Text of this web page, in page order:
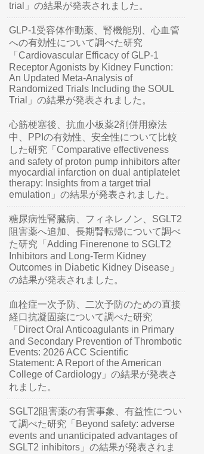
trial」の結果が発表されました。
GLP-1受容体作動薬、腎機能別、心血管
への有効性について調べた研究
「Cardiovascular Efficacy of GLP-1
Receptor Agonists by Kidney Function:
An Updated Meta-Analysis of
Randomized Trials Including the SOUL
Trial」の結果が発表されました。
心筋梗塞後、抗血小板薬2剤併用療法
中、PPIの有効性、安全性について比較
した研究「Comparative effectiveness
and safety of proton pump inhibitors after
myocardial infarction on dual antiplatelet
therapy: Insights from a target trial
emulation」の結果が発表されました。
糖尿病性腎臓病、フィネレノン、SGLT2
阻害薬へ追加、長期腎転帰について調べ
た研究「Adding Finerenone to SGLT2
Inhibitors and Long-Term Kidney
Outcomes in Diabetic Kidney Disease」
の結果が発表されました。
血栓症一次予防、二次予防のための直接
経口抗凝固薬について調べた研究
「Direct Oral Anticoagulants in Primary
and Secondary Prevention of Thrombotic
Events: 2026 ACC Scientific
Statement: A Report of the American
College of Cardiology」の結果が発表さ
れました。
SGLT2阻害薬の有害事象、有益性につい
て調べた研究「Beyond safety: adverse
events and unanticipated advantages of
SGLT2 inhibitors」の結果が発表されま